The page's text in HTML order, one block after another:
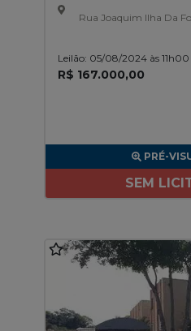
Rua Joaquim Ilha Da
Leilão: 05/08/2024 às 11h00
R$ 167.000,00
PRÉ-
SEM